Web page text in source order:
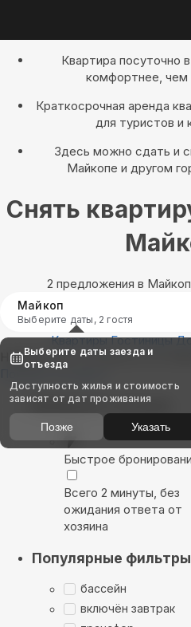
Квартира посуточно
комфортнее, чем
Краткосрочная аренда
для туристов и
Здесь можно сдать и
Майкопе и другом
Снять
2 предложения в
Майкоп
Выберите даты, 2 гостя
Квартиры Гостиницы
Найдём, где остановиться в
Показать на карте
Выбирайте лучшее
Быстрое
Всего 2 минуты, без
ожидания ответа от
хозяина
Популярные фильтры
бассейн
включён завтрак
Выберите даты заезда и
отъезда
Доступность жилья и стоимость
зависят от дат проживания
Позже Указать